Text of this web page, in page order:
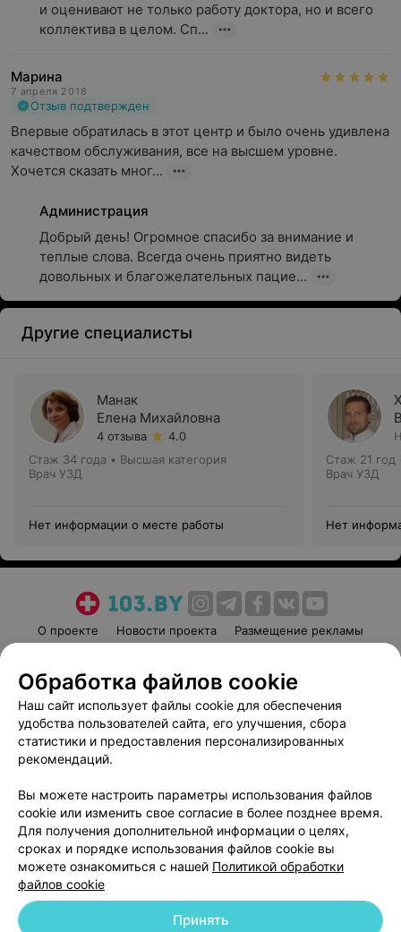
и оценивают не только работу доктора, но и всего
коллектива в целом. Сп...
Марина
7 апреля 2018
Отзыв подтвержден
Впервые обратилась в этот центр и было очень удивлена
качеством обслуживания, все на высшем уровне.
Хочется сказать мног...
Администрация
Добрый день! Огромное спасибо за внимание и
теплые слова. Всегда очень приятно видеть
довольных и благожелательных пацие...
Другие специалисты
Манак
Елена Михайловна
4 отзыва
4.0
Стаж 34 года • Высшая категория
Врач УЗД
Нет информации о месте работы
Стаж 21 год
Врач УЗД
Нет
О проекте Новости проекта
Размещение рекламы
Пользовательское соглашение
Способы оплаты
Вакансии
Партнеры
Написать руководителю 103.by
Обработка персональных данных
© 2026 ООО «Артокс Лаб», УНП 191700409 | 220012, Республика Беларусь,
Обработка файлов cookie
Наш сайт использует файлы cookie для обеспечения
удобства пользователей сайта, его улучшения, сбора
статистики и предоставления персонализированных
рекомендаций.
Вы можете настроить параметры использования файлов
cookie или изменить свое согласие в более позднее время.
Для получения дополнительной информации о целях,
сроках и порядке использования файлов cookie вы
можете ознакомиться с нашей Политикой обработки
файлов cookie
Принять